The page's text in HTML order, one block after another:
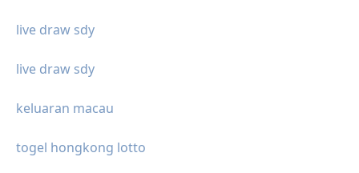
live draw sdy
live draw sdy
keluaran macau
togel hongkong lotto